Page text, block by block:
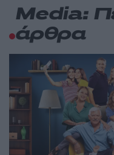
Media:
άρθρα